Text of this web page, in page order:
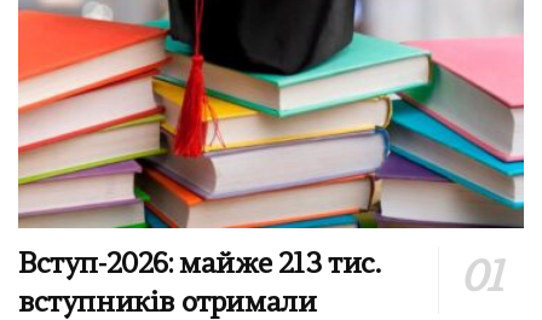
Вступ-2026: майже 213 тис.
вступників отримали